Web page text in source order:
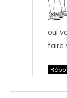
oui
faire